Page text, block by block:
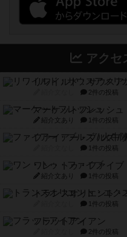
アクセ
リワイルド：サウスア
2件の投稿
マーケットフレッシュ
紹介文あり 1件の投稿
ファイアー・ブルズ /
1件の投稿
ワン・トゥ・ファイブ
紹介文あり 1件の投稿
トランスオリエント・
1件の投稿
フラットアイアン
2件の投稿